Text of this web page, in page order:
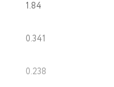
1.84
0.341
0.238